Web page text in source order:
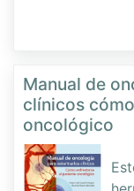
Manual de
clínicos
oncológico